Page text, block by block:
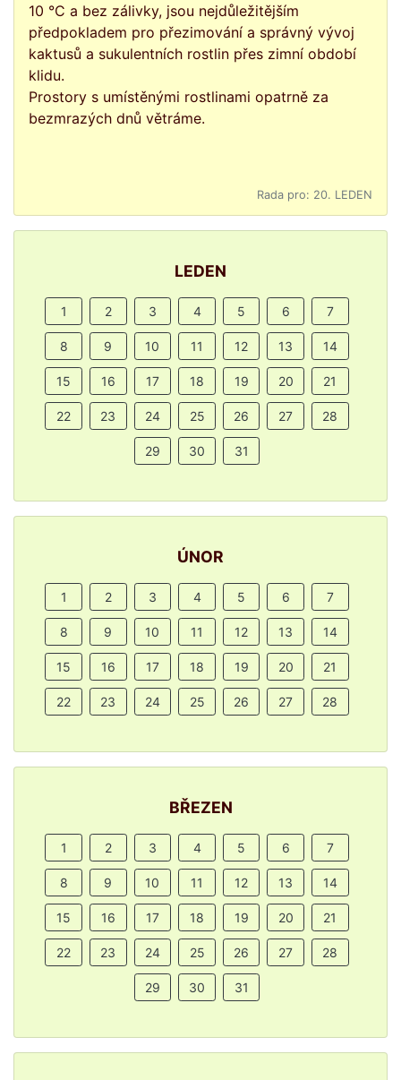
10 °C a bez zálivky, jsou nejdůležitějším
předpokladem pro přezimování a správný vývoj
kaktusů a sukulentních rostlin přes zimní období
klidu.
Prostory s umístěnými rostlinami opatrně za
bezmrazých dnů větráme.
Rada pro: 20. LEDEN
LEDEN
1 2 3 4 5 6 7
8 9 10 11 12 13 14
15 16 17 18 19 20 21
22 23 24 25 26 27 28
29 30 31
ÚNOR
1 2 3 4 5 6 7
8 9 10 11 12 13 14
15 16 17 18 19 20 21
22 23 24 25 26 27 28
BŘEZEN
1 2 3 4 5 6 7
8 9 10 11 12 13 14
15 16 17 18 19 20 21
22 23 24 25 26 27 28
29 30 31